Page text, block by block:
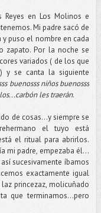
en Los Molinos e
Mi padre sacó de
puso el nombre en cada
zapato. Por la noche se
variados ( de los que
y se canta la siguiente
buenosss niños buenosss
les traerán.
de cosas…y siempre se
el tuyo está
el ritual para abrirlos.
mi padre, empezaba él…
sucesivamente íbamos
exactamente igual
princezaz, molicuñado
que terminamos…pero